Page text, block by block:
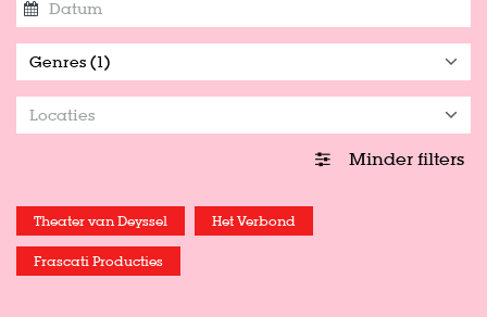
Genres (1)
Locaties
Minder filters
Theater van Deyssel Het Verbond
Frascati Producties